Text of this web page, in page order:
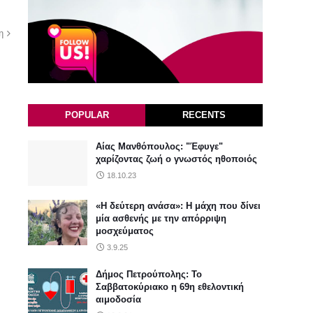
POPULAR RECENTS
Αίας Μανθόπουλος: "Έφυγε"
χαρίζοντας ζωή ο γνωστός ηθοποιός
18.10.23
«Η δεύτερη ανάσα»: Η μάχη που δίνει
μία ασθενής με την απόρριψη
μοσχεύματος
3.9.25
Δήμος Πετρούπολης: Το
Σαββατοκύριακο η 69η εθελοντική
αιμοδοσία